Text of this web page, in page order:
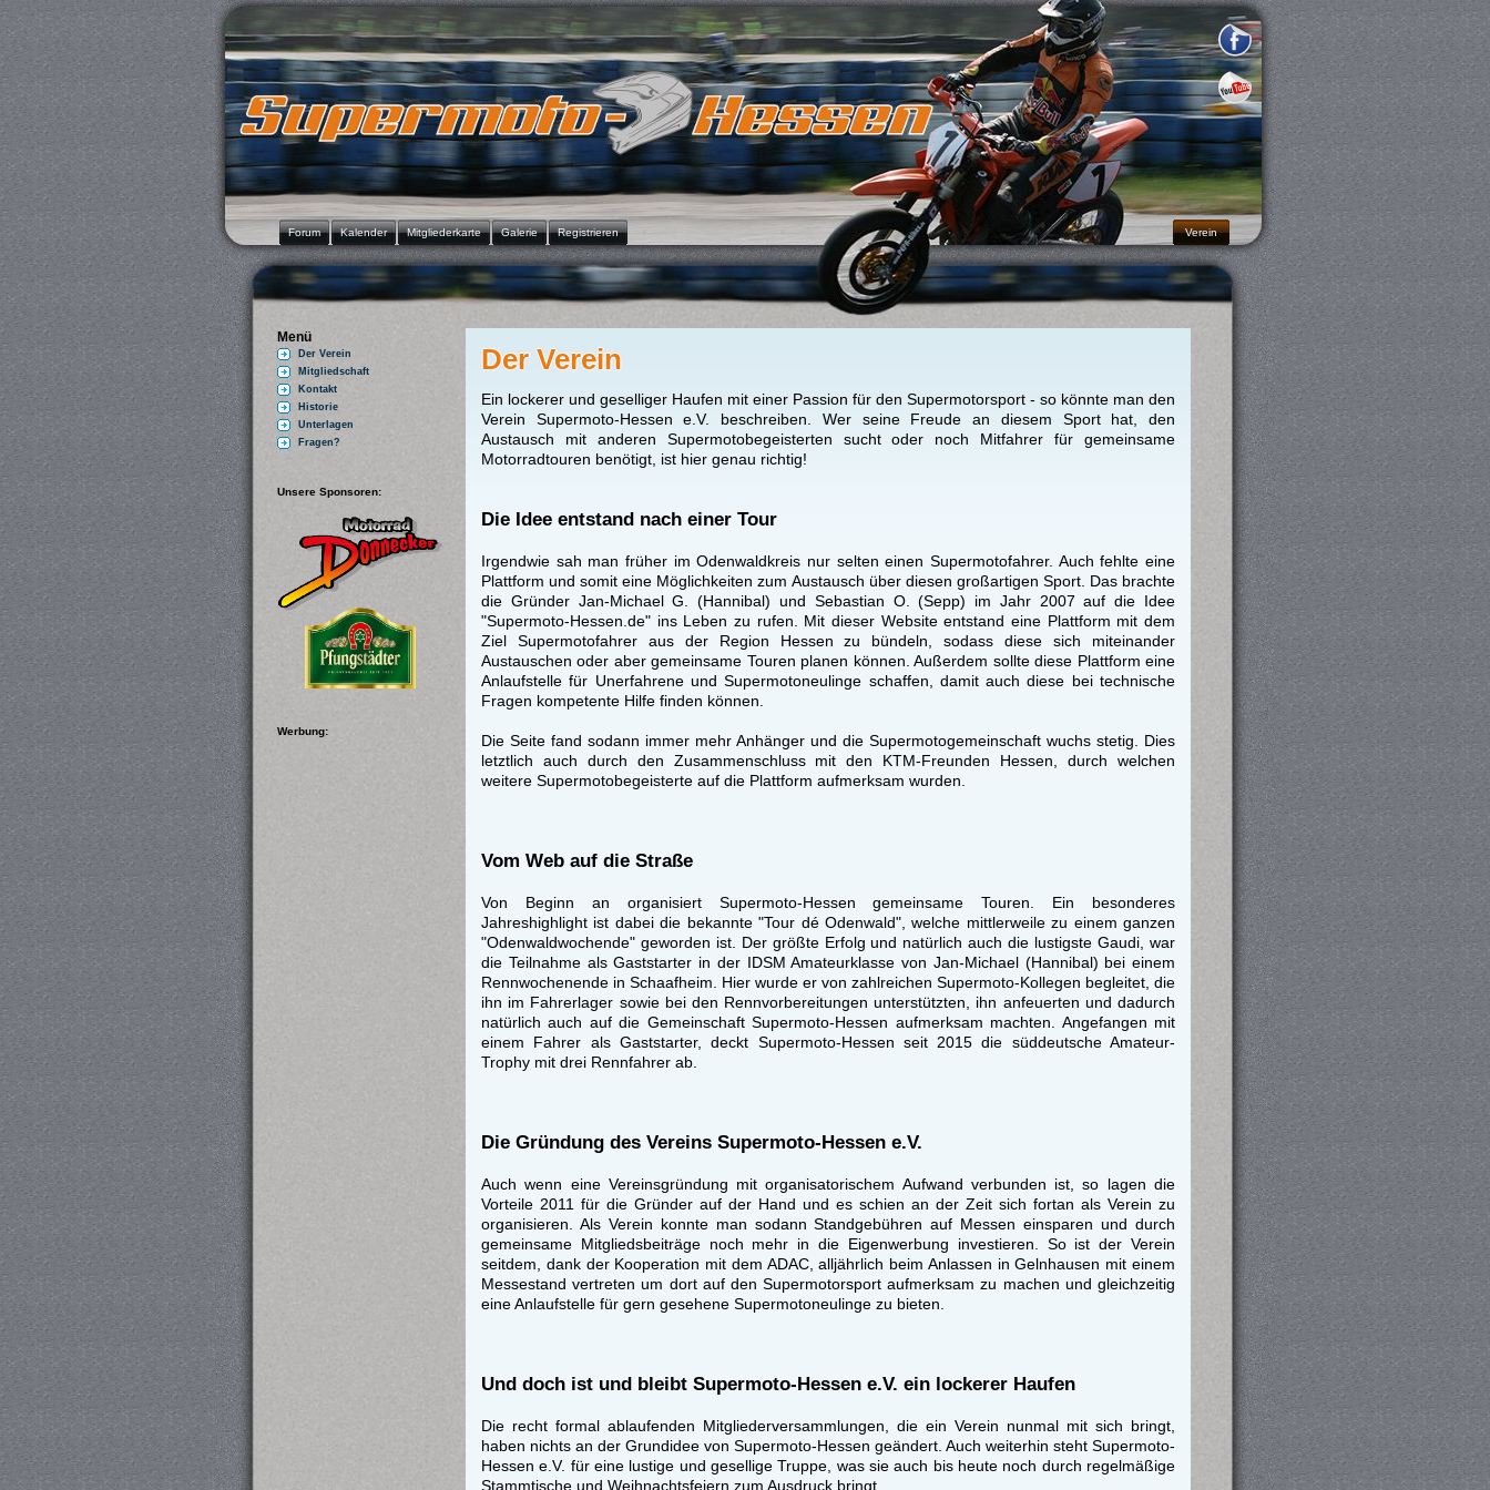
Forum Kalender Mitgliederkarte Galerie Registrieren Verein
Menü
Der Verein
Mitgliedschaft
Kontakt
Historie
Unterlagen
Fragen?
Unsere Sponsoren:
Werbung:
Der Verein
Ein lockerer und geselliger Haufen mit einer Passion für den Supermotorsport - so könnte man den
Verein Supermoto-Hessen e.V. beschreiben. Wer seine Freude an diesem Sport hat, den
Austausch mit anderen Supermotobegeisterten sucht oder noch Mitfahrer für gemeinsame
Motorradtouren benötigt, ist hier genau richtig!
Die Idee entstand nach einer Tour
Irgendwie sah man früher im Odenwaldkreis nur selten einen Supermotofahrer. Auch fehlte eine
Plattform und somit eine Möglichkeiten zum Austausch über diesen großartigen Sport. Das brachte
die Gründer Jan-Michael G. (Hannibal) und Sebastian O. (Sepp) im Jahr 2007 auf die Idee
"Supermoto-Hessen.de" ins Leben zu rufen. Mit dieser Website entstand eine Plattform mit dem
Ziel Supermotofahrer aus der Region Hessen zu bündeln, sodass diese sich miteinander
Austauschen oder aber gemeinsame Touren planen können. Außerdem sollte diese Plattform eine
Anlaufstelle für Unerfahrene und Supermotoneulinge schaffen, damit auch diese bei technische
Fragen kompetente Hilfe finden können.
Die Seite fand sodann immer mehr Anhänger und die Supermotogemeinschaft wuchs stetig. Dies
letztlich auch durch den Zusammenschluss mit den KTM-Freunden Hessen, durch welchen
weitere Supermotobegeisterte auf die Plattform aufmerksam wurden.
Vom Web auf die Straße
Von Beginn an organisiert Supermoto-Hessen gemeinsame Touren. Ein besonderes
Jahreshighlight ist dabei die bekannte "Tour dé Odenwald", welche mittlerweile zu einem ganzen
"Odenwaldwochende" geworden ist. Der größte Erfolg und natürlich auch die lustigste Gaudi, war
die Teilnahme als Gaststarter in der IDSM Amateurklasse von Jan-Michael (Hannibal) bei einem
Rennwochenende in Schaafheim. Hier wurde er von zahlreichen Supermoto-Kollegen begleitet, die
ihn im Fahrerlager sowie bei den Rennvorbereitungen unterstützten, ihn anfeuerten und dadurch
natürlich auch auf die Gemeinschaft Supermoto-Hessen aufmerksam machten. Angefangen mit
einem Fahrer als Gaststarter, deckt Supermoto-Hessen seit 2015 die süddeutsche Amateur-
Trophy mit drei Rennfahrer ab.
Die Gründung des Vereins Supermoto-Hessen e.V.
Auch wenn eine Vereinsgründung mit organisatorischem Aufwand verbunden ist, so lagen die
Vorteile 2011 für die Gründer auf der Hand und es schien an der Zeit sich fortan als Verein zu
organisieren. Als Verein konnte man sodann Standgebühren auf Messen einsparen und durch
gemeinsame Mitgliedsbeiträge noch mehr in die Eigenwerbung investieren. So ist der Verein
seitdem, dank der Kooperation mit dem ADAC, alljährlich beim Anlassen in Gelnhausen mit einem
Messestand vertreten um dort auf den Supermotorsport aufmerksam zu machen und gleichzeitig
eine Anlaufstelle für gern gesehene Supermotoneulinge zu bieten.
Und doch ist und bleibt Supermoto-Hessen e.V. ein lockerer Haufen
Die recht formal ablaufenden Mitgliederversammlungen, die ein Verein nunmal mit sich bringt,
haben nichts an der Grundidee von Supermoto-Hessen geändert. Auch weiterhin steht Supermoto-
Hessen e.V. für eine lustige und gesellige Truppe, was sie auch bis heute noch durch regelmäßige
Stammtische und Weihnachtsfeiern zum Ausdruck bringt.